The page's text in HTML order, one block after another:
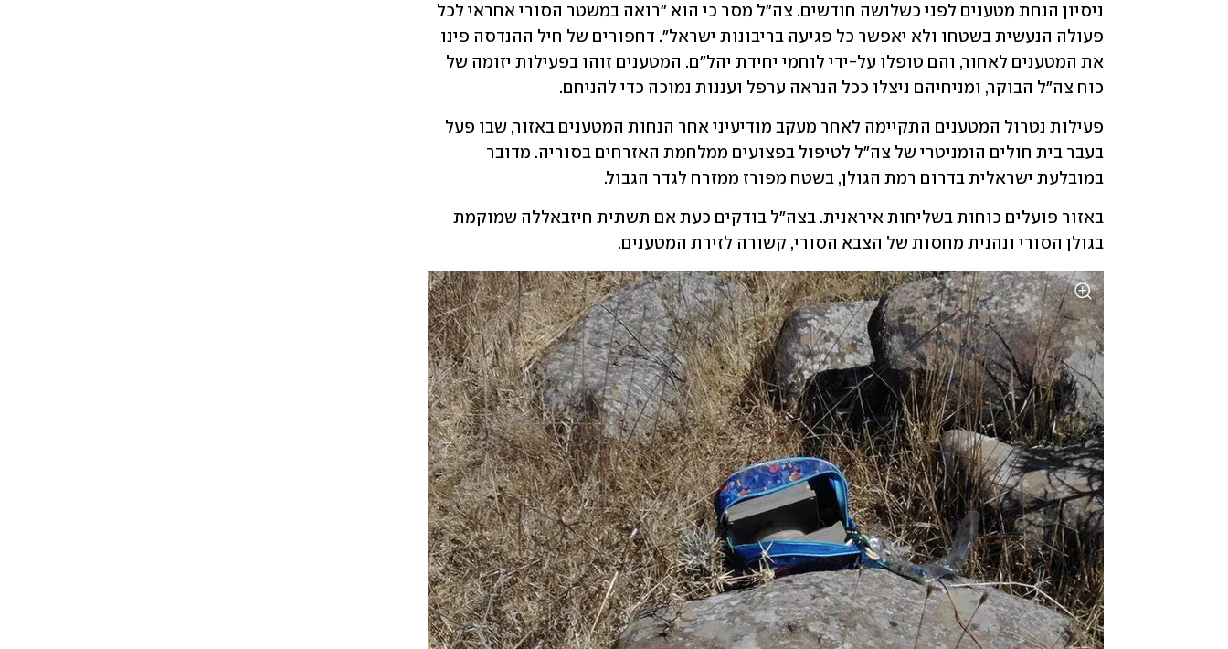
כוח צה"ל הבוקר, ומניחיהם ניצלו ככל הנראה ערפל ועננות נמוכה כדי להניחם.
במובלעת ישראלית בדרום רמת הגולן, בשטח מפורז ממזרח לגדר הגבול.
בגולן הסורי ונהנית מחסות של הצבא הסורי, קשורה לזירת המטענים.